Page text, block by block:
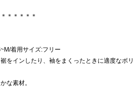
＊＊＊＊＊
着用サイズ:フリー
をインしたり、袖をまくったときに適度なボリ
な素材。